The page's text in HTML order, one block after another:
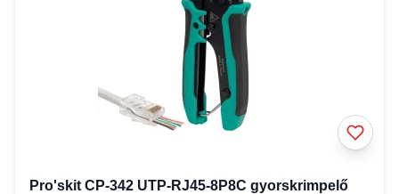
Pro'skit CP-342 UTP-RJ45-8P8C gyorskrimpelő